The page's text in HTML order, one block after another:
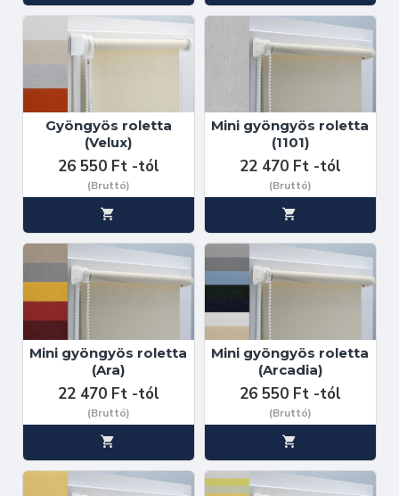
Gyöngyös roletta
(Velux)
26 550 Ft -tól
(Bruttó)
Mini gyöngyös roletta
(1101)
22 470 Ft -tól
(Bruttó)
Mini gyöngyös roletta
(Ara)
22 470 Ft -tól
(Bruttó)
Mini gyöngyös roletta
(Arcadia)
26 550 Ft -tól
(Bruttó)